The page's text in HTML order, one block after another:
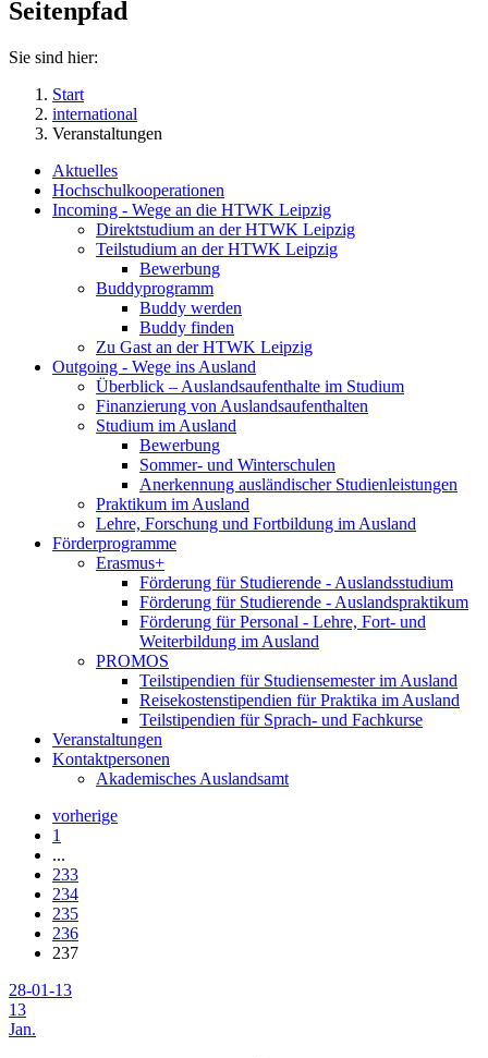
Seitenpfad
Sie sind hier:
Start
international
Veranstaltungen
Aktuelles
Hochschulkooperationen
Incoming - Wege an die HTWK Leipzig
Direktstudium an der HTWK Leipzig
Teilstudium an der HTWK Leipzig
Bewerbung
Buddyprogramm
Buddy werden
Buddy finden
Zu Gast an der HTWK Leipzig
Outgoing - Wege ins Ausland
Überblick – Auslandsaufenthalte im Studium
Finanzierung von Auslandsaufenthalten
Studium im Ausland
Bewerbung
Sommer- und Winterschulen
Anerkennung ausländischer Studienleistungen
Praktikum im Ausland
Lehre, Forschung und Fortbildung im Ausland
Förderprogramme
Erasmus+
Förderung für Studierende - Auslandsstudium
Förderung für Studierende - Auslandspraktikum
Förderung für Personal - Lehre, Fort- und
Weiterbildung im Ausland
PROMOS
Teilstipendien für Studiensemester im Ausland
Reisekostenstipendien für Praktika im Ausland
Teilstipendien für Sprach- und Fachkurse
Veranstaltungen
Kontaktpersonen
Akademisches Auslandsamt
vorherige
1
...
233
234
235
236
237
28-01-13
13
Jan.